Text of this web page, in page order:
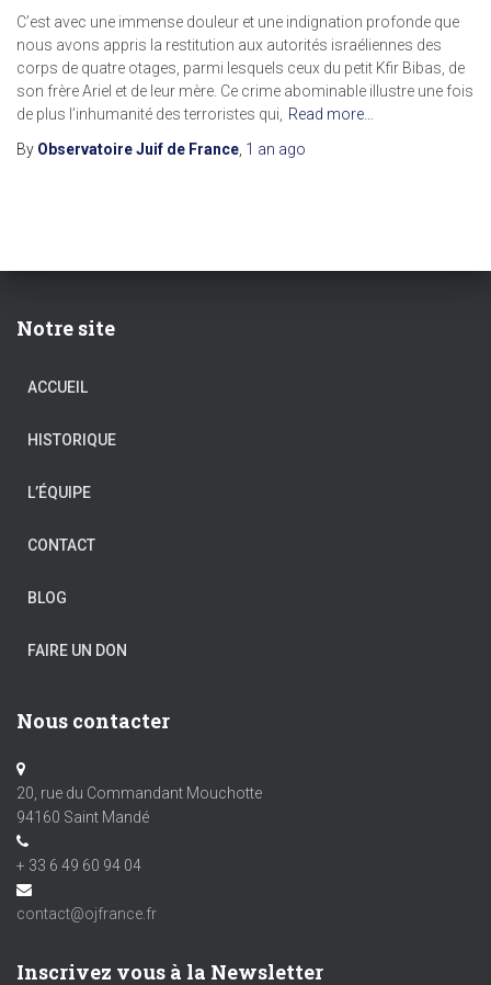
C’est avec une immense douleur et une indignation profonde que
nous avons appris la restitution aux autorités israéliennes des
corps de quatre otages, parmi lesquels ceux du petit Kfir Bibas, de
son frère Ariel et de leur mère. Ce crime abominable illustre une fois
de plus l’inhumanité des terroristes qui,
Read more…
By Observatoire Juif de France 1 an ago
Notre site
ACCUEIL
HISTORIQUE
L’ÉQUIPE
CONTACT
BLOG
FAIRE UN DON
Nous contacter
20, rue du Commandant Mouchotte
94160 Saint Mandé
+ 33 6 49 60 94 04
contact@ojfrance.fr
Inscrivez vous à la Newsletter